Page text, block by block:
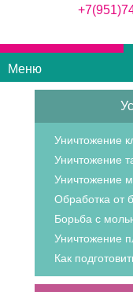
Меню
Уничтожение
Уничтожение
Уничтожение
Обработка от
Борьба с
Уничтожение
Как